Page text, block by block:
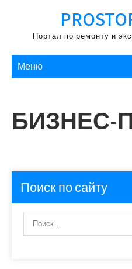
содержимомуПортал по ремонту и
Меню
БИЗНЕС-
Поиск по сайту